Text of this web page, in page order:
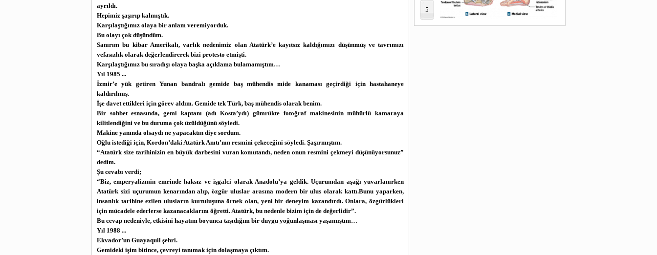
ayrıldı.
Hepimiz şaşırıp kalmıştık.
Karşılaştığımız olaya bir anlam veremiyorduk.
Bu olayı çok düşündüm.
Sanırım bu kibar Amerikalı, varlık nedenimiz olan Atatürk’e kayıtsız kaldığımızı düşünmüş ve tavrımızı
vefasızlık olarak değerlendirerek bizi protesto etmişti.
Karşılaştığımız bu sıradışı olaya başka açıklama bulamamıştım…
Yıl 1985 ...
İzmir’e yük getiren Yunan bandralı gemide baş mühendis mide kanaması geçirdiği için hastahaneye
kaldırılmış.
İşe davet ettikleri için görev aldım. Gemide tek Türk, baş mühendis olarak benim.
Bir sohbet esnasında, gemi kaptanı (adı Kosta’ydı) gümrükte fotoğraf makinesinin mühürlü kamaraya
kilitlendiğini ve bu duruma çok üzüldüğünü söyledi.
Makine yanında olsaydı ne yapacaktın diye sordum.
Oğlu istediği için, Kordon’daki Atatürk Anıtı’nın resmini çekeceğini söyledi. Şaşırmıştım.
“Atatürk size tarihinizin en büyük darbesini vuran komutandı, neden onun resmini çekmeyi düşünüyorsunuz”
dedim.
Şu cevabı verdi;
“Biz, emperyalizmin emrinde haksız ve işgalci olarak Anadolu’ya geldik. Uçurumdan aşağı yuvarlanırken
Atatürk sizi uçurumun kenarından alıp, özgür uluslar arasına modern bir ulus olarak kattı.Bunu yaparken,
insanlık tarihine ezilen ulusların kurtuluşuna örnek olan, yeni bir deneyim kazandırdı. Onlara, özgürlükleri
için mücadele ederlerse kazanacaklarını öğretti. Atatürk, bu nedenle bizim için de değerlidir”.
Bu cevap nedeniyle, etkisini hayatım boyunca taşıdığım bir duygu yoğunlaşması yaşamıştım…
Yıl 1988 ...
Ekvador’un Guayaquil şehri.
Gemideki işim bitince, çevreyi tanımak için dolaşmaya çıktım.
5